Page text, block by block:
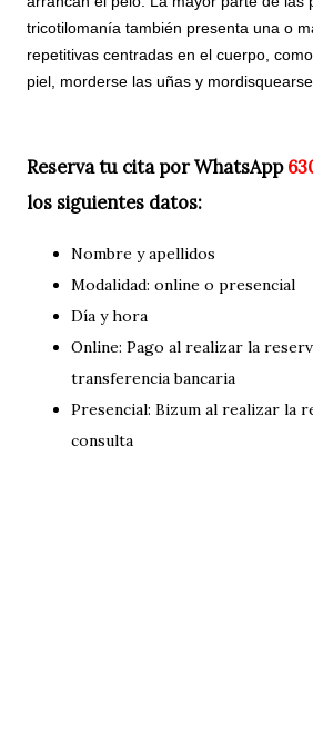
tricotilomanía también presenta una o
repetitivas centradas en el cuerpo,
piel, morderse las uñas y
Reserva tu cita por WhatsApp
los siguientes datos:
Nombre y apellidos
Modalidad: online o presencial
Día y hora
Online: Pago al realizar la
transferencia bancaria
Presencial: Bizum al realizar la
consulta